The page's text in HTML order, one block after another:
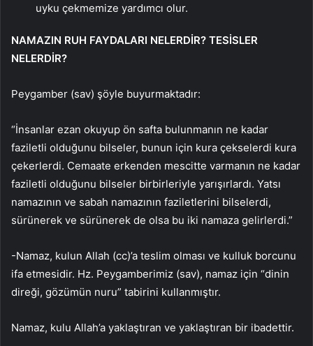
uyku çekmemize yardımcı olur.
NAMAZIN RUH FAYDALARI NELERDİR? TESİSLER
NELERDİR?
Peygamber (sav) şöyle buyurmaktadır:
“İnsanlar ezan okuyup ön safta bulunmanın ne kadar
faziletli olduğunu bilseler, bunun için kura çekselerdi kura
çekerlerdi. Cemaate erkenden mescitte varmanın ne kadar
faziletli olduğunu bilseler birbirleriyle yarışırlardı. Yatsı
namazının ve sabah namazının faziletlerini bilselerdi,
sürünerek ve sürünerek de olsa bu iki namaza gelirlerdi.”
-Namaz, kulun Allah (cc)’a teslim olması ve kulluk borcunu
ifa etmesidir. Hz. Peygamberimiz (sav), namaz için “dinin
direği, gözümün nuru” tabirini kullanmıştır.
Namaz, kulu Allah’a yaklaştıran ve yaklaştıran bir ibadettir.